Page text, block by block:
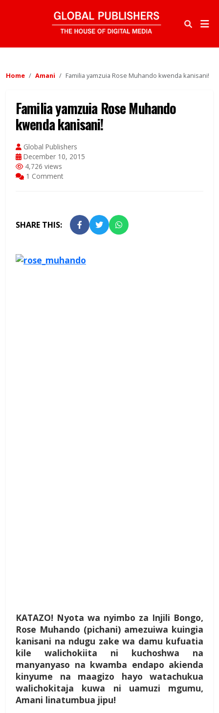
Home Amani Familia yamzuia Rose Muhando kwenda kanisani!
Familia yamzuia Rose Muhando
kwenda kanisani!
Global Publishers
December 10, 2015
4,726 views
1 Comment
SHARE THIS:
KATAZO! Nyota wa nyimbo za Injili Bongo,
Rose Muhando (pichani) amezuiwa kuingia
kanisani na ndugu zake wa damu kufuatia
kile walichokiita ni kuchoshwa na
manyanyaso na kwamba endapo akienda
kinyume na maagizo hayo watachukua
walichokitaja kuwa ni uamuzi mgumu,
Amani linatumbua jipu!